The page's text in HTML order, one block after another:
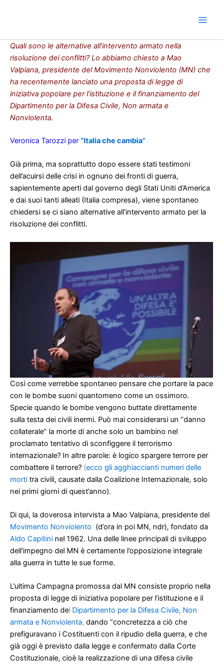
Quali sono le alternative all’intervento armato nella
risoluzione dei conflitti? Lo abbiamo chiesto a Mao
Valpiana, presidente del Movimento Nonviolento (MN) che
ha recentemente lanciato una proposta di legge di
iniziativa popolare per l’istituzione e il finanziamento del
Dipartimento per la Difesa Civile, Non armata e
Nonviolenta.
Veronica Tarozzi per “Italia che cambia”
Già prima, ma soprattutto dopo essere stati testimoni
dell’acuirsi delle crisi in ognuno dei fronti di guerra,
sapientemente aperti dal governo degli Stati Uniti d’America
e dai suoi tanti alleati (Italia compresa), viene spontaneo
chiedersi se ci siano alternative all’intervento armato per la
risoluzione dei conflitti.
Così come verrebbe spontaneo pensare che portare la pace
con le bombe suoni quantomeno come un ossimoro.
Specie quando le bombe vengono buttate direttamente
sulla testa dei civili inermi. Può mai considerarsi un “danno
collaterale” la morte di anche solo un bambino nel
proclamato tentativo di sconfiggere il terrorismo
internazionale? In altre parole: è logico spargere terrore per
combattere il terrore? (ecco gli agghiaccianti numeri delle
morti tra civili, causate dalla Coalizione Internazionale, solo
nei primi giorni di quest’anno).
Di qui, la doverosa intervista a Mao Valpiana, presidente del
Movimento Nonviolento (d’ora in poi MN, ndr), fondato da
Aldo Capitini nel 1962. Una delle linee principali di sviluppo
dell’impegno del MN è certamente l’opposizione integrale
alla guerra in tutte le sue forme.
L’ultima Campagna promossa dal MN consiste proprio nella
proposta di legge di iniziativa popolare per l’istituzione e il
finanziamento del Dipartimento per la Difesa Civile, Non
armata e Nonviolenta, dando “concretezza a ciò che
prefiguravano i Costituenti con il ripudio della guerra, e che
già oggi è previsto dalla legge e confermato dalla Corte
Costituzionale, cioè la realizzazione di una difesa civile